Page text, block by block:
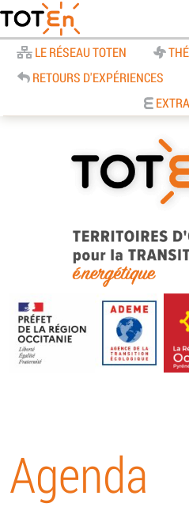
LE RÉSEAU TOTEN
RETOURS D'EXPÉRIENCES
TOTEn
d’Occitanie
Agenda